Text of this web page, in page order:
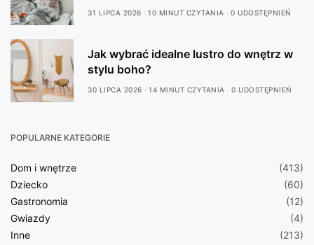
31 LIPCA 2026 10 MINUT CZYTANIA 0 UDOSTĘPNIEŃ
Jak wybrać idealne lustro do wnętrz w
stylu boho?
30 LIPCA 2026 14 MINUT CZYTANIA 0 UDOSTĘPNIEŃ
POPULARNE KATEGORIE
Dom i wnętrze
(413)
Dziecko
(60)
Gastronomia
(12)
Gwiazdy
(4)
Inne
(213)